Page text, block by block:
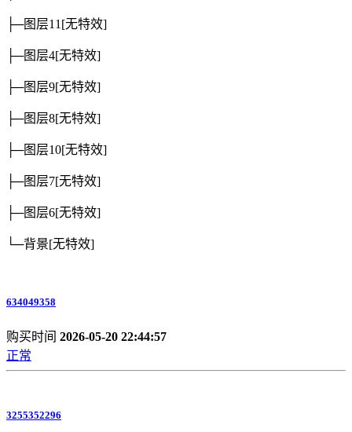
├─图层11 [无特效]
├─图层4[无特效]
├─图层9[无特效]
├─图层8[无特效]
├─图层10[无特效]
├─图层7[无特效]
├─图层6[无特效]
└─背景[无特效]
634049358
购买时间 2026-05-20 22:44:57
正常
3255352296